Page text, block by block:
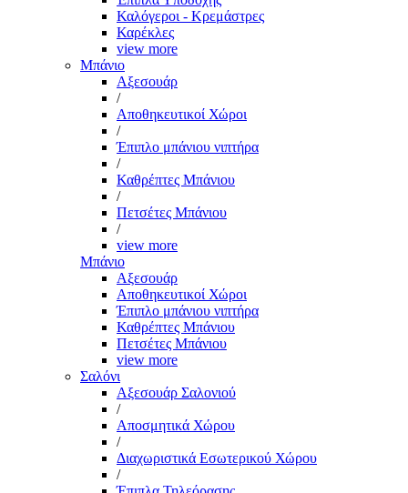
Καλόγεροι - Κρεμάστρες
Καρέκλες
view more
Μπάνιο
Αξεσουάρ
/
Αποθηκευτικοί Χώροι
/
Έπιπλο μπάνιου νιπτήρα
/
Καθρέπτες Μπάνιου
/
Πετσέτες Μπάνιου
/
view more
Μπάνιο
Αξεσουάρ
Αποθηκευτικοί Χώροι
Έπιπλο μπάνιου νιπτήρα
Καθρέπτες Μπάνιου
Πετσέτες Μπάνιου
view more
Σαλόνι
Αξεσουάρ Σαλονιού
/
Αποσμητικά Χώρου
/
Διαχωριστικά Εσωτερικού Χώρου
/